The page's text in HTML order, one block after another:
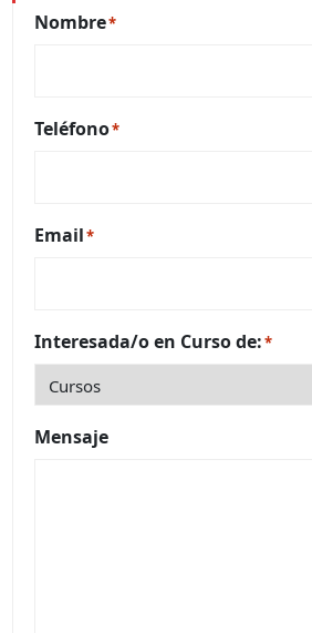
Nombre*
Teléfono*
Email*
Interesada/o en Curso de:*
Mensaje